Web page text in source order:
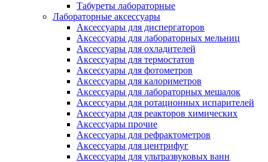
Табуреты лабораторные
Лабораторные аксессуары
Аксессуары для диспергаторов
Аксессуары для лабораторных мельниц
Аксессуары для охладителей
Аксессуары для термостатов
Аксессуары для фотометров
Аксессуары для калориметров
Аксессуары для лабораторных мешалок
Аксессуары для ротационных испарителей
Аксессуары для реакторов химических
Аксессуары прочие
Аксессуары для рефрактометров
Аксессуары для центрифуг
Аксессуары для ультразвуковых ванн